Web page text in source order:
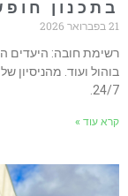
חובה: היעדים
24/
עוד »